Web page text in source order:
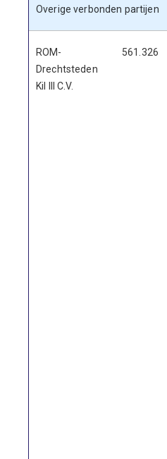
Overige verbonden partijen
ROM-
Drechtsteden
Kil lll C.V.
561.326